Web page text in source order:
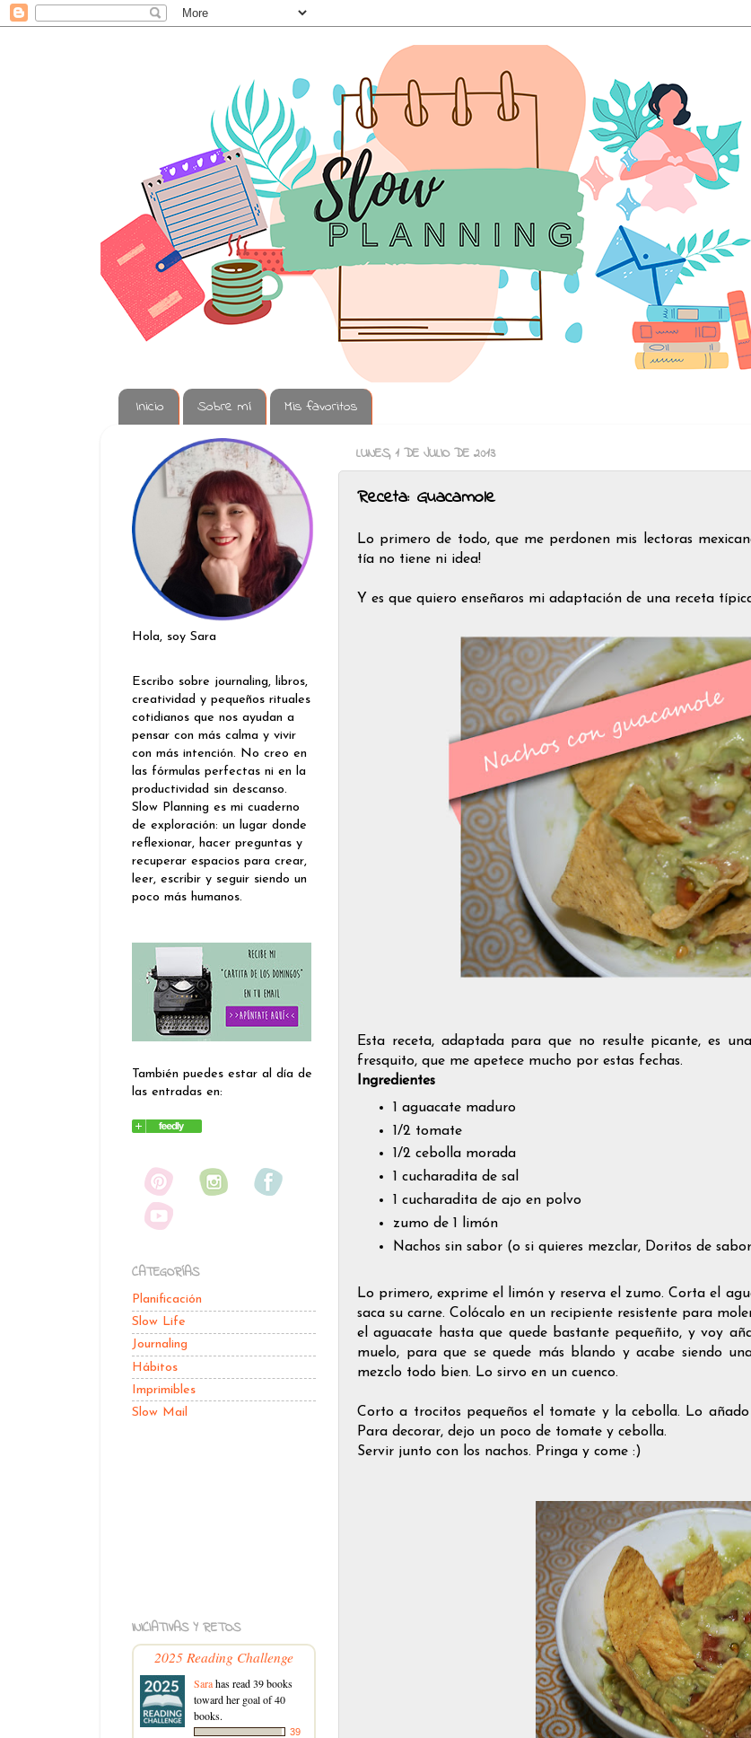
Inicio Sobre mí Mis favoritos
LUNES, 1 DE JULIO DE 2013
Receta: Guacamole
Lo primero de todo, que me perdonen mis lectoras
tía no tiene ni idea!
Y es que quiero enseñaros mi adaptación de una receta
Esta receta, adaptada para que no resulte picante, es
fresquito, que me apetece mucho por estas fechas.
Ingredientes
1 aguacate maduro
1/2 tomate
1/2 cebolla morada
1 cucharadita de sal
1 cucharadita de ajo en polvo
zumo de 1 limón
Nachos sin sabor (o si quieres mezclar, Doritos de
Lo primero, exprime el limón y reserva el zumo. Corta el
saca su carne. Colócalo en un recipiente resistente para
el aguacate hasta que quede bastante pequeñito, y voy
muelo, para que se quede más blando y acabe siendo
mezclo todo bien. Lo sirvo en un cuenco.
Corto a trocitos pequeños el tomate y la cebolla. Lo
Para decorar, dejo un poco de tomate y cebolla.
Servir junto con los nachos. Pringa y come :)
Hola, soy Sara
Escribo sobre journaling, libros,
creatividad y pequeños rituales
cotidianos que nos ayudan a
pensar con más calma y vivir
con más intención. No creo en
las fórmulas perfectas ni en la
productividad sin descanso.
Slow Planning es mi cuaderno
de exploración: un lugar donde
reflexionar, hacer preguntas y
recuperar espacios para crear,
leer, escribir y seguir siendo un
poco más humanos.
También puedes estar al día de
las entradas en:
CATEGORÍAS
Planificación
Slow Life
Journaling
Hábitos
Imprimibles
Slow Mail
INICIATIVAS Y RETOS
2025 Reading Challenge
Sarahas read 39 books
toward her goal of 40
books.
39